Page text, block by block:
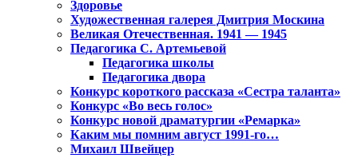
Здоровье
Художественная галерея Дмитрия Москина
Великая Отечественная. 1941 — 1945
Педагогика С. Артемьевой
Педагогика школы
Педагогика двора
Конкурс короткого рассказа «Сестра таланта»
Конкурс «Во весь голос»
Конкурс новой драматургии «Ремарка»
Каким мы помним август 1991-го…
Михаил Швейцер